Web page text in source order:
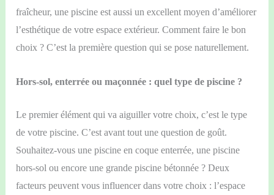
fraîcheur, une piscine est aussi un excellent moyen d’améliorer
l’esthétique de votre espace extérieur. Comment faire le bon
choix ? C’est la première question qui se pose naturellement.
Hors-sol, enterrée ou maçonnée : quel type de piscine ?
Le premier élément qui va aiguiller votrechoix, c’est le type
de votre piscine. C’est avant tout une question de goût.
Souhaitez-vous une piscine en coque enterrée, une piscine
hors-sol ou encore une grande piscine bétonnée ? Deux
facteurs peuvent vous influencer dans votre choix : l’espace